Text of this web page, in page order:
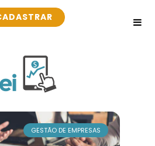
GESTÃO DE EMPRESAS